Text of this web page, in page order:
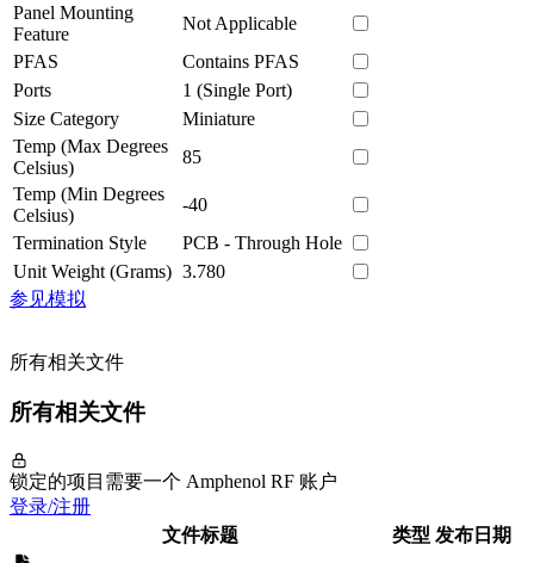
Panel Mounting
Feature
Not Applicable
PFAS
Contains PFAS
Ports
1 (Single Port)
Size Category
Miniature
Temp (Max Degrees
Celsius)
85
Temp (Min Degrees
Celsius)
-40
Termination Style
PCB - Through Hole
Unit Weight (Grams) 3.780
参见模拟
所有相关文件
所有相关文件
锁定的项目需要一个 Amphenol RF 账户
登录/注册
文件标题
类型 发布日期